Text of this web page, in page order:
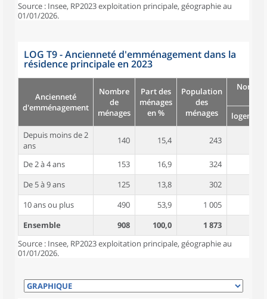
Source : Insee, RP2023 exploitation principale, géographie au
01/01/2026.
LOG T9 - Ancienneté d'emménagement dans la
résidence principale en 2023
Ancienneté
d'emménagement
Nombre
de
ménages
Part des
ménages
en %
Population
des
ménages
logement
Depuis moins de 2
ans
140 15,4 243
De 2 à 4 ans 153 16,9 324
De 5 à 9 ans
125 13,8 302
10 ans ou plus
490 53,9 1 005
Ensemble
908 100,0 1 873
Source : Insee, RP2023 exploitation principale, géographie au
01/01/2026.